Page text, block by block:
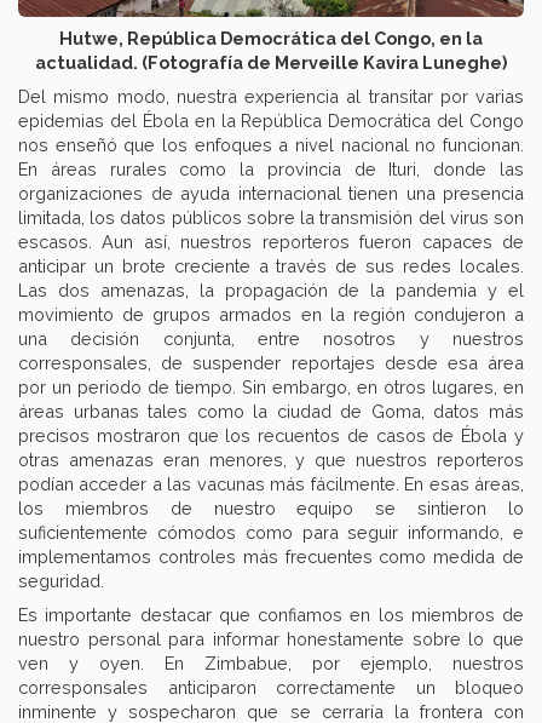
Hutwe, República Democrática del Congo, en la
actualidad. (Fotografía de Merveille Kavira Luneghe)
Del mismo modo, nuestra experiencia al transitar por varias
epidemias del Ébola en la República Democrática del Congo
nos enseñó que los enfoques a nivel nacional no funcionan.
En áreas rurales como la provincia de Ituri, donde las
organizaciones de ayuda internacional tienen una presencia
limitada, los datos públicos sobre la transmisión del virus son
escasos. Aun así, nuestros reporteros fueron capaces de
anticipar un brote creciente a través de sus redes locales.
Las dos amenazas, la propagación de la pandemia y el
movimiento de grupos armados en la región condujeron a
una decisión conjunta, entre nosotros y nuestros
corresponsales, de suspender reportajes desde esa área
por un periodo de tiempo. Sin embargo, en otros lugares, en
áreas urbanas tales como la ciudad de Goma, datos más
precisos mostraron que los recuentos de casos de Ébola y
otras amenazas eran menores, y que nuestros reporteros
podían acceder a las vacunas más fácilmente. En esas áreas,
los miembros de nuestro equipo se sintieron lo
suficientemente cómodos como para seguir informando, e
implementamos controles más frecuentes como medida de
seguridad.
Es importante destacar que confiamos en los miembros de
nuestro personal para informar honestamente sobre lo que
ven y oyen. En Zimbabue, por ejemplo, nuestros
corresponsales anticiparon correctamente un bloqueo
inminente y sospecharon que se cerraría la frontera con